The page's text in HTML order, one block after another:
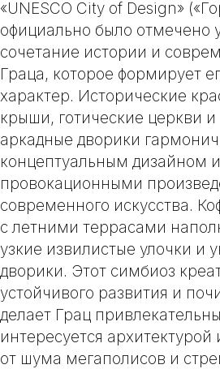
«UNESCO City of Design»
официально было отмечено
сочетание истории и
Граца, которое формирует
характер. Исторические
крыши, готические церкви
аркадные дворики
концептуальным дизайном и
провокационными
современного искусства.
с летними террасами
узкие извилистые улочки и
дворики. Этот симбиоз
устойчивого развития и
делает Грац
интересуется
от шума мегаполисов и